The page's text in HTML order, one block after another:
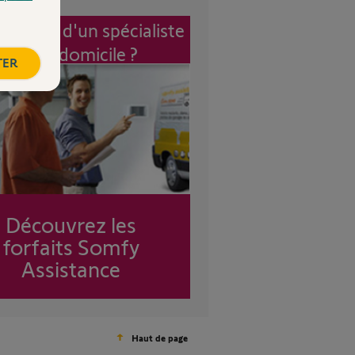
d'un spécialiste
à mon domicile ?
Découvrez les
forfaits Somfy
Assistance
Haut de page